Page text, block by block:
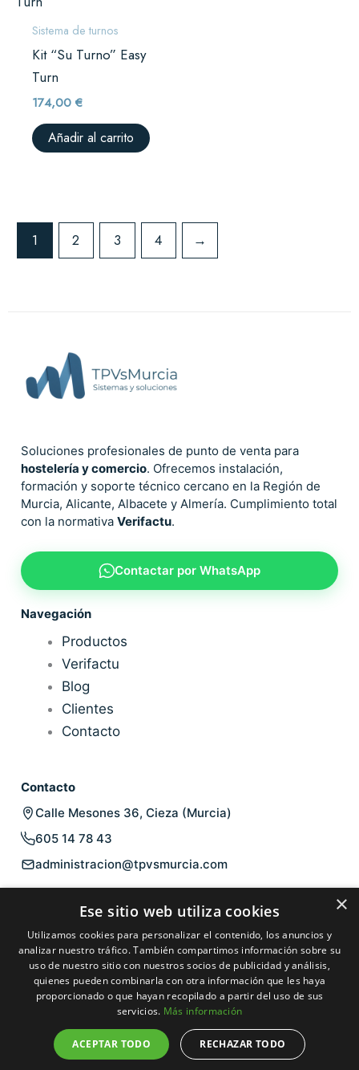
Sistema de turnos
Kit “Su Turno” Easy
Turn
174,00€
Añadir al carrito
1 2 3 4 →
Soluciones profesionales de punto de venta para
hostelería y comercio. Ofrecemos instalación,
formación y soporte técnico cercano en la Región de
Murcia, Alicante, Albacete y Almería. Cumplimiento total
con la normativa Verifactu.
Contactar por WhatsApp
Navegación
Productos
Verifactu
Blog
Clientes
Contacto
Contacto
Calle Mesones 36, Cieza (Murcia)
605 14 78 43
administracion@tpvsmurcia.com
Política de privacidad
Política de cookies
Condiciones de venta
2026TPVsMurcia. Todos los derechos reservados.
×
Ese sitio web utiliza cookies
Utilizamos cookies para personalizar el contenido, los anuncios y
analizar nuestro tráfico. También compartimos información sobre su
uso de nuestro sitio con nuestros socios de publicidad y análisis,
quienes pueden combinarla con otra información que les haya
proporcionado o que hayan recopilado a partir del uso de sus
servicios. Más información
ACEPTAR TODO RECHAZAR TODO